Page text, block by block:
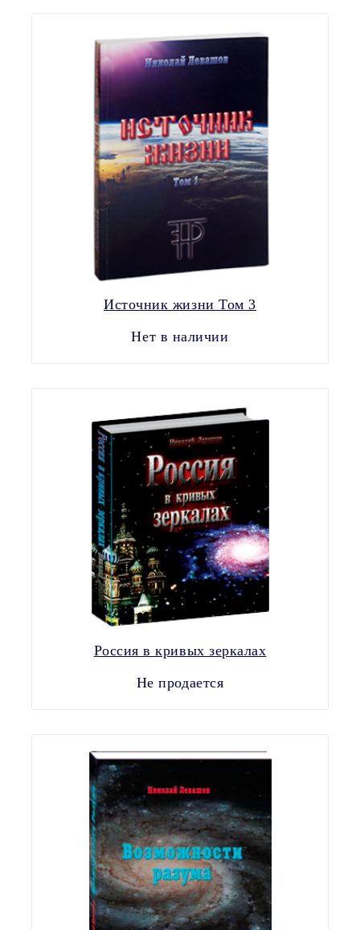
Источник жизни Том 3
Нет в наличии
Россия в кривых зеркалах
Не продается